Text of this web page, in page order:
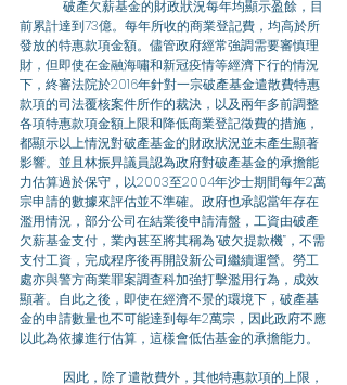
前累計達到73億。每年所收的商業登記費，均高於所
發放的特惠款項金額。儘管政府經常強調需要審慎理
財，但即使在金融海嘯和新冠疫情等經濟下行的情況
下，終審法院於2016年針對一宗破產基金遣散費特惠
款項的司法覆核案件所作的裁決，以及兩年多前調整
各項特惠款項金額上限和降低商業登記徵費的措施，
都顯示以上情況對破產基金的財政狀況並未產生顯著
影響。並且林振㫒議員認為政府對破產基金的承擔能
力估算過於保守，以2003至2004年沙士期間每年2萬
宗申請的數據來評估並不準確。政府也承認當年存在
濫用情況，部分公司在結業後申請清盤，工資由破產
欠薪基金支付，業內甚至將其稱為“破欠提款機”，不需
支付工資，完成程序後再開設新公司繼續運營。勞工
處亦與警方商業罪案調查科加強打擊濫用行為，成效
顯著。自此之後，即使在經濟不景的環境下，破產基
金的申請數量也不可能達到每年2萬宗，因此政府不應
以此為依據進行估算，這樣會低估基金的承擔能力。